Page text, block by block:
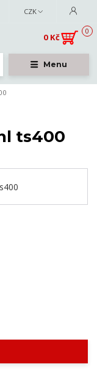
Menu
CZK
0
0 Kč
ts400